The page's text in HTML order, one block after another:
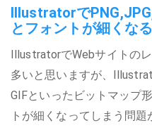
Illustratorで
とフォントが細くな
IllustratorでWebサイトの
多いと思いますが、
GIFといったビットマップ
トが細くなってしまう問題